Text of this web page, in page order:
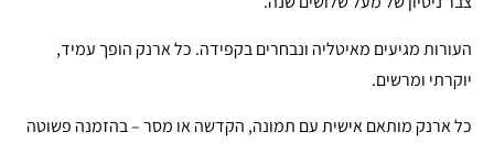
העורות מגיעים מאיטליה ונבחרים בקפידה. כל ארנק הופך עמיד,
יוקרתי ומרשים.
כל ארנק מותאם אישית עם תמונה, הקדשה או מסר – בהזמנה פשוטה